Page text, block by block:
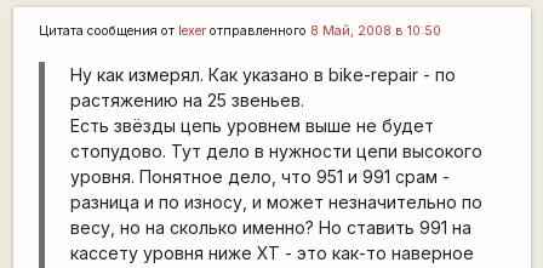
Цитата сообщения от lexerотправленного 8 Май, 2008 в 10:50
Ну как измерял. Как указано в bike-repair - по
растяжению на 25 звеньев.
Есть звёзды цепь уровнем выше не будет
стопудово. Тут дело в нужности цепи высокого
уровня. Понятное дело, что 951 и 991 срам -
разница и по износу, и может незначительно по
весу, но на сколько именно? Но ставить 991 на
кассету уровня ниже XT - это как-то наверное